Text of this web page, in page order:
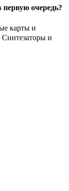
очередь?
карты и
Синтезаторы и